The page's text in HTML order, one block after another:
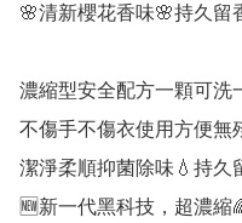
🌸清新櫻花香味🌸持久留
濃縮型安全配方一顆可洗
不傷手不傷衣使用方便無
潔淨柔順抑菌除味💧持久
🆕新一代黑科技，超濃縮